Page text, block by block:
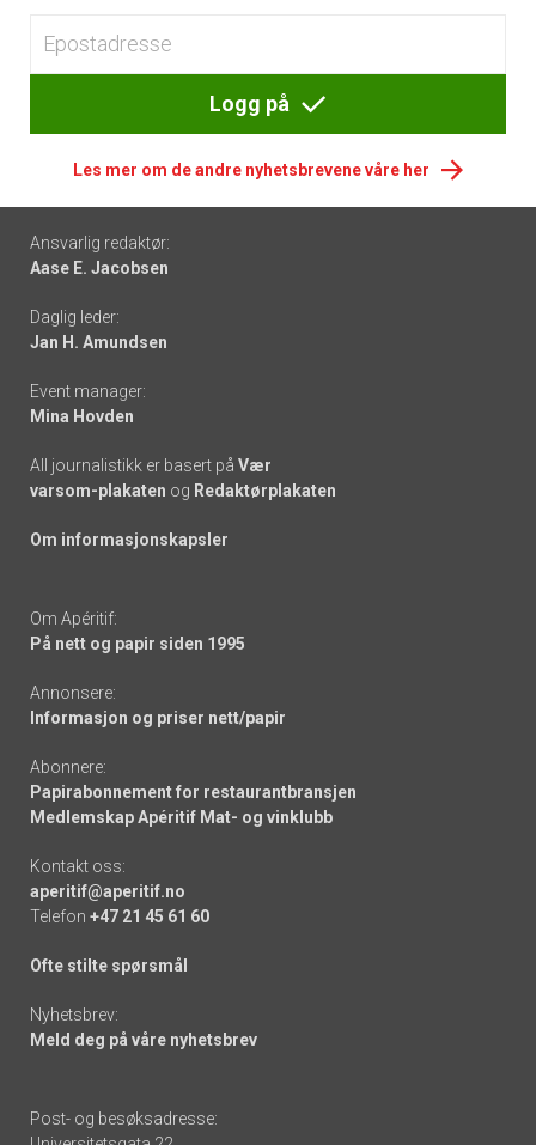
Logg på
Les mer om de andre nyhetsbrevene våre her
Footer
-
links
Ansvarlig redaktør:
Aase E. Jacobsen
Daglig leder:
Jan H. Amundsen
Event manager:
Mina Hovden
All journalistikk er basert på Vær
varsom-plakaten og Redaktørplakaten
Om informasjonskapsler
Om Apéritif:
På nett og papir siden 1995
Annonsere:
Informasjon og priser nett/papir
Abonnere:
Papirabonnement for restaurantbransjen
Medlemskap Apéritif Mat- og vinklubb
Kontakt oss:
aperitif@aperitif.no
Telefon +47 21 45 61 60
Ofte stilte spørsmål
Nyhetsbrev:
Meld deg på våre nyhetsbrev
Post- og besøksadresse: